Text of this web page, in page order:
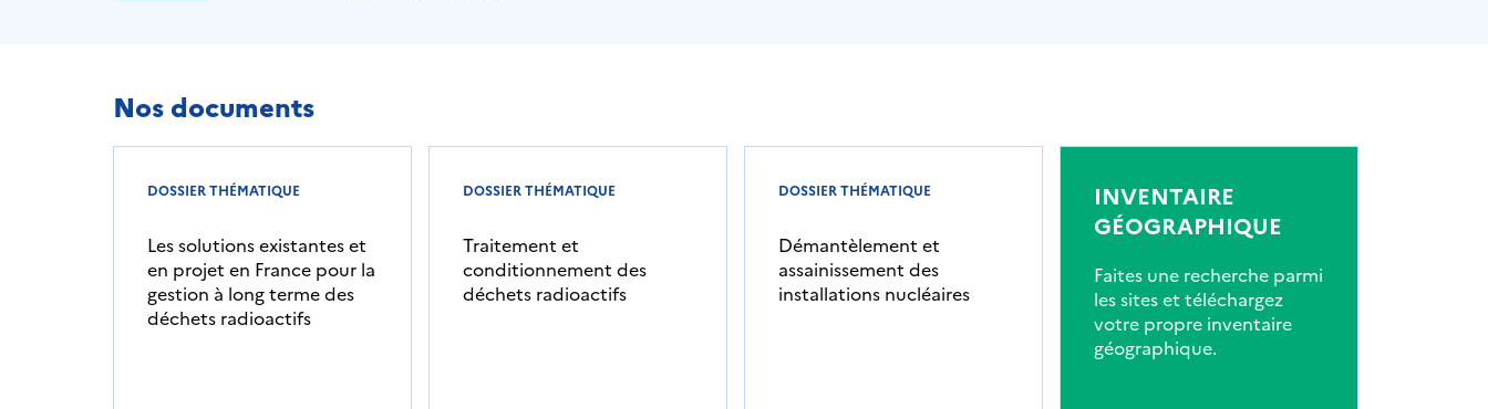
Nos documents
DOSSIER THÉMATIQUE
Les solutions existantes et
en projet en France pour la
gestion à long terme des
déchets radioactifs
DOSSIER THÉMATIQUE
Traitement et
conditionnement des
déchets radioactifs
DOSSIER THÉMATIQUE
Démantèlement et
assainissement des
installations nucléaires
INVENTAIRE
GÉOGRAPHIQUE
Faites une recherche parmi
les sites et téléchargez
votre propre inventaire
géographique.